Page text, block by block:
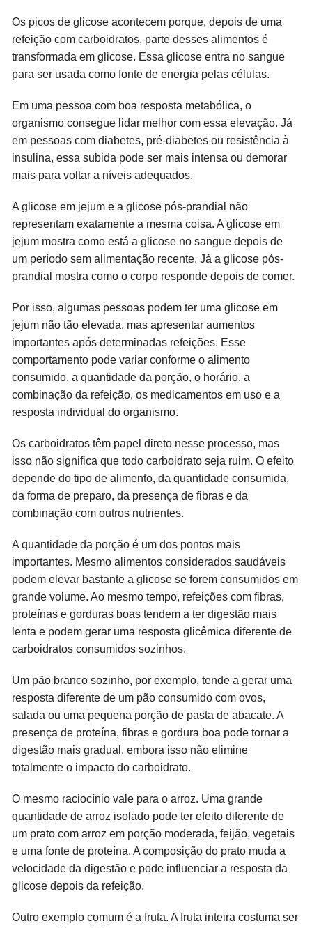
Os picos de glicose acontecem porque, depois de uma
refeição com carboidratos, parte desses alimentos é
transformada em glicose. Essa glicose entra no sangue
para ser usada como fonte de energia pelas células.
Em uma pessoa com boa resposta metabólica, o
organismo consegue lidar melhor com essa elevação. Já
em pessoas com diabetes, pré-diabetes ou resistência à
insulina, essa subida pode ser mais intensa ou demorar
mais para voltar a níveis adequados.
A glicose em jejum e a glicose pós-prandial não
representam exatamente a mesma coisa. A glicose em
jejum mostra como está a glicose no sangue depois de
um período sem alimentação recente. Já a glicose pós-
prandial mostra como o corpo responde depois de comer.
Por isso, algumas pessoas podem ter uma glicose em
jejum não tão elevada, mas apresentar aumentos
importantes após determinadas refeições. Esse
comportamento pode variar conforme o alimento
consumido, a quantidade da porção, o horário, a
combinação da refeição, os medicamentos em uso e a
resposta individual do organismo.
Os carboidratos têm papel direto nesse processo, mas
isso não significa que todo carboidrato seja ruim. O efeito
depende do tipo de alimento, da quantidade consumida,
da forma de preparo, da presença de fibras e da
combinação com outros nutrientes.
A quantidade da porção é um dos pontos mais
importantes. Mesmo alimentos considerados saudáveis
podem elevar bastante a glicose se forem consumidos em
grande volume. Ao mesmo tempo, refeições com fibras,
proteínas e gorduras boas tendem a ter digestão mais
lenta e podem gerar uma resposta glicêmica diferente de
carboidratos consumidos sozinhos.
Um pão branco sozinho, por exemplo, tende a gerar uma
resposta diferente de um pão consumido com ovos,
salada ou uma pequena porção de pasta de abacate. A
presença de proteína, fibras e gordura boa pode tornar a
digestão mais gradual, embora isso não elimine
totalmente o impacto do carboidrato.
O mesmo raciocínio vale para o arroz. Uma grande
quantidade de arroz isolado pode ter efeito diferente de
um prato com arroz em porção moderada, feijão, vegetais
e uma fonte de proteína. A composição do prato muda a
velocidade da digestão e pode influenciar a resposta da
glicose depois da refeição.
Outro exemplo comum é a fruta. A fruta inteira costuma ser